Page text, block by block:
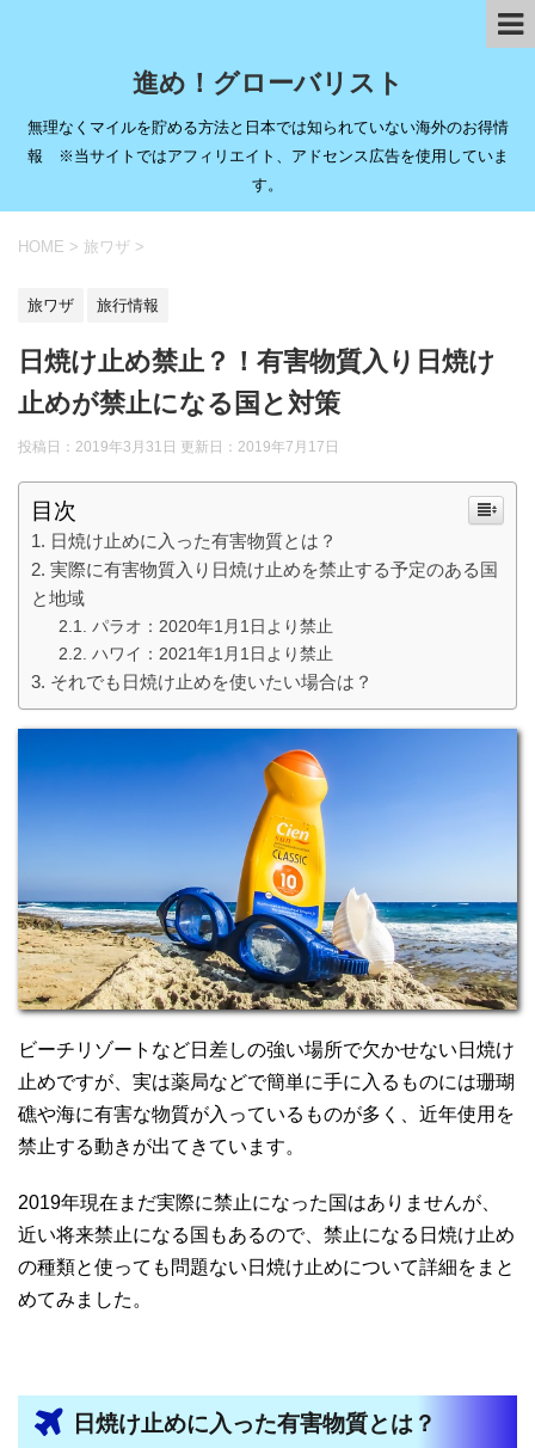
進め！グローバリスト
無理なくマイルを貯める方法と日本では知られていない海外のお得情
報 ※当サイトではアフィリエイト、アドセンス広告を使用していま
す。
HOME > 旅ワザ >
旅ワザ 旅行情報
日焼け止め禁止？！有害物質入り日焼け
止めが禁止になる国と対策
投稿日：2019年3月31日 更新日： 2019年7月17日
目次
日焼け止めに入った有害物質とは？
実際に有害物質入り日焼け止めを禁止する予定のある国
と地域
パラオ：2020年1月1日より禁止
ハワイ：2021年1月1日より禁止
それでも日焼け止めを使いたい場合は？
ビーチリゾートなど日差しの強い場所で欠かせない日焼け
止めですが、実は薬局などで簡単に手に入るものには珊瑚
礁や海に有害な物質が入っているものが多く、近年使用を
禁止する動きが出てきています。
2019年現在まだ実際に禁止になった国はありませんが、
近い将来禁止になる国もあるので、禁止になる日焼け止め
の種類と使っても問題ない日焼け止めについて詳細をまと
めてみました。
日焼け止めに入った有害物質とは？